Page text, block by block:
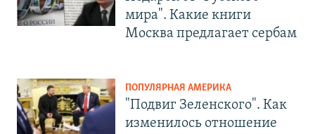
мира". Какие книги
Москва предлагает сербам
ПОПУЛЯРНАЯ АМЕРИКА
"Подвиг Зеленского". Как
изменилось отношение